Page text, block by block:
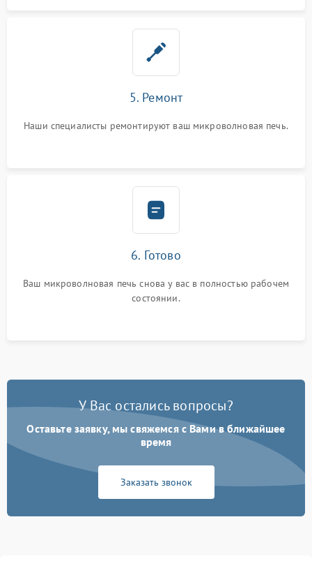
5. Ремонт
Наши специалисты ремонтируют ваш микроволновая печь.
6. Готово
Ваш микроволновая печь снова у вас в полностью рабочем
состоянии.
У Вас остались вопросы?
Оставьте заявку, мы свяжемся с Вами в ближайшее
время
Заказать звонок